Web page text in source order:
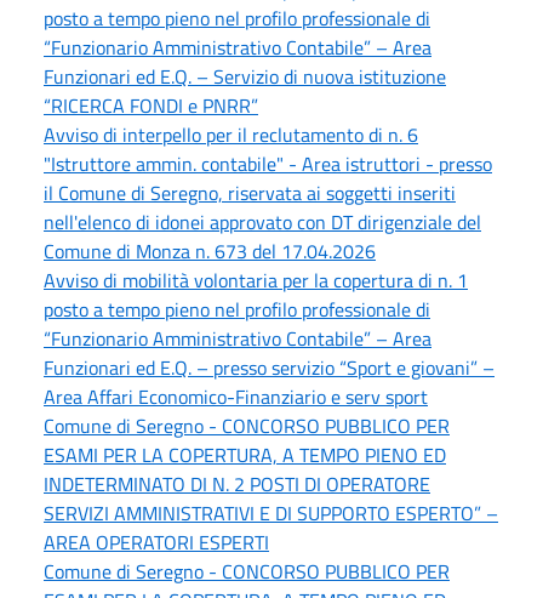
posto a tempo pieno nel profilo professionale di
“Funzionario Amministrativo Contabile” – Area
Funzionari ed E.Q. – Servizio di nuova istituzione
“RICERCA FONDI e PNRR”
Avviso di interpello per il reclutamento di n. 6
"Istruttore ammin. contabile" - Area istruttori - presso
il Comune di Seregno, riservata ai soggetti inseriti
nell'elenco di idonei approvato con DT dirigenziale del
Comune di Monza n. 673 del 17.04.2026
Avviso di mobilità volontaria per la copertura di n. 1
posto a tempo pieno nel profilo professionale di
“Funzionario Amministrativo Contabile” – Area
Funzionari ed E.Q. – presso servizio “Sport e giovani” –
Area Affari Economico-Finanziario e serv sport
Comune di Seregno - CONCORSO PUBBLICO PER
ESAMI PER LA COPERTURA, A TEMPO PIENO ED
INDETERMINATO DI N. 2 POSTI DI OPERATORE
SERVIZI AMMINISTRATIVI E DI SUPPORTO ESPERTO” –
AREA OPERATORI ESPERTI
Comune di Seregno - CONCORSO PUBBLICO PER